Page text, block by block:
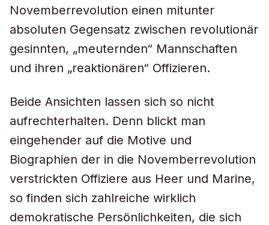
Novemberrevolution einen mitunter
absoluten Gegensatz zwischen revolutionär
gesinnten, „meuternden“ Mannschaften
und ihren „reaktionären“ Offizieren.
Beide Ansichten lassen sich so nicht
aufrechterhalten. Denn blickt man
eingehender auf die Motive und
Biographien der in die Novemberrevolution
verstrickten Offiziere aus Heer und Marine,
so finden sich zahlreiche wirklich
demokratische Persönlichkeiten, die sich